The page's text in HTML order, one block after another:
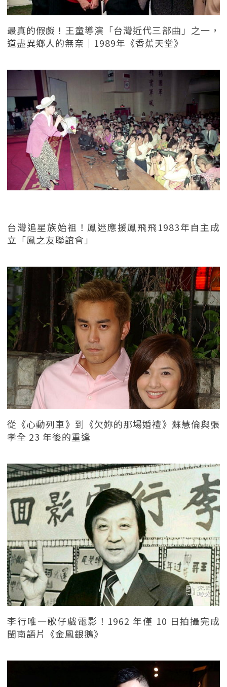
最真的假戲！王童導演「台灣近代三部曲」之一，
道盡異鄉人的無奈｜1989年《香蕉天堂》
台灣追星族始祖！鳳迷應援鳳飛飛1983年自主成
立「鳳之友聯誼會」
從《心動列車》到《欠妳的那場婚禮》蘇慧倫與張
孝全 23 年後的重逢
李行唯一歌仔戲電影！1962 年僅 10 日拍攝完成
閩南語片《金鳳銀鵝》